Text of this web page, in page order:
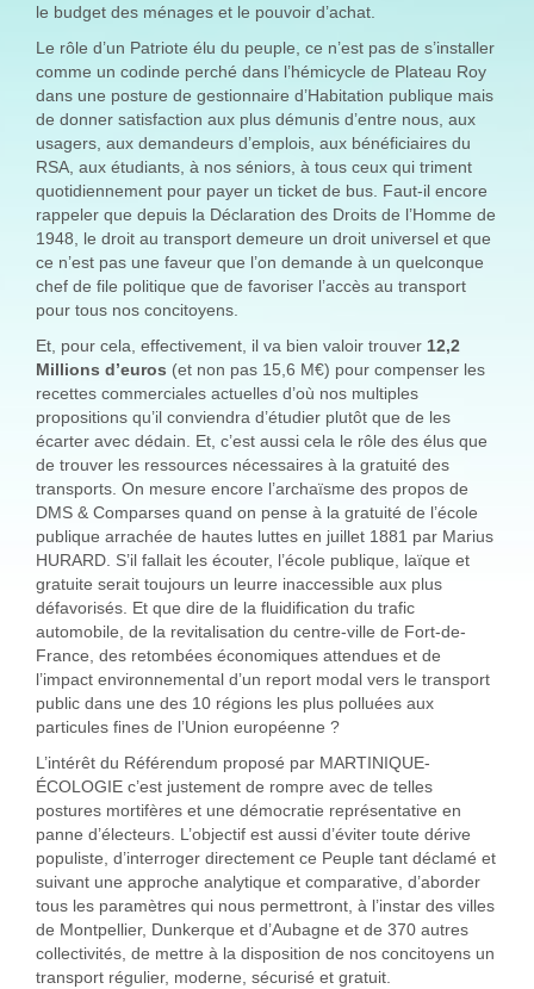
le budget des ménages et le pouvoir d’achat.
Le rôle d’un Patriote élu du peuple, ce n’est pas de s’installer
comme un codinde perché dans l’hémicycle de Plateau Roy
dans une posture de gestionnaire d’Habitation publique mais
de donner satisfaction aux plus démunis d’entre nous, aux
usagers, aux demandeurs d’emplois, aux bénéficiaires du
RSA, aux étudiants, à nos séniors, à tous ceux qui triment
quotidiennement pour payer un ticket de bus. Faut-il encore
rappeler que depuis la Déclaration des Droits de l’Homme de
1948, le droit au transport demeure un droit universel et que
ce n’est pas une faveur que l’on demande à un quelconque
chef de file politique que de favoriser l’accès au transport
pour tous nos concitoyens.
Et, pour cela, effectivement, il va bien valoir trouver 12,2
Millions d’euros (et non pas 15,6 M€) pour compenser les
recettes commerciales actuelles d’où nos multiples
propositions qu’il conviendra d’étudier plutôt que de les
écarter avec dédain. Et, c’est aussi cela le rôle des élus que
de trouver les ressources nécessaires à la gratuité des
transports. On mesure encore l’archaïsme des propos de
DMS & Comparses quand on pense à la gratuité de l’école
publique arrachée de hautes luttes en juillet 1881 par Marius
HURARD. S’il fallait les écouter, l’école publique, laïque et
gratuite serait toujours un leurre inaccessible aux plus
défavorisés. Et que dire de la fluidification du trafic
automobile, de la revitalisation du centre-ville de Fort-de-
France, des retombées économiques attendues et de
l’impact environnemental d’un report modal vers le transport
public dans une des 10 régions les plus polluées aux
particules fines de l’Union européenne ?
L’intérêt du Référendum proposé par MARTINIQUE-
ÉCOLOGIE c’est justement de rompre avec de telles
postures mortifères et une démocratie représentative en
panne d’électeurs. L’objectif est aussi d’éviter toute dérive
populiste, d’interroger directement ce Peuple tant déclamé et
suivant une approche analytique et comparative, d’aborder
tous les paramètres qui nous permettront, à l’instar des villes
de Montpellier, Dunkerque et d’Aubagne et de 370 autres
collectivités, de mettre à la disposition de nos concitoyens un
transport régulier, moderne, sécurisé et gratuit.